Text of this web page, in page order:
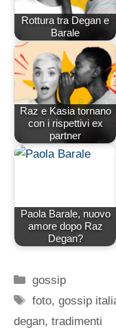
Rottura tra Degan e
Barale
Raz e Kasia tornano
con i rispettivi ex
partner
Paola Barale, nuovo
amore dopo Raz
Degan?
Categorie
gossip
Tag
foto,gossip
degan, tradimenti